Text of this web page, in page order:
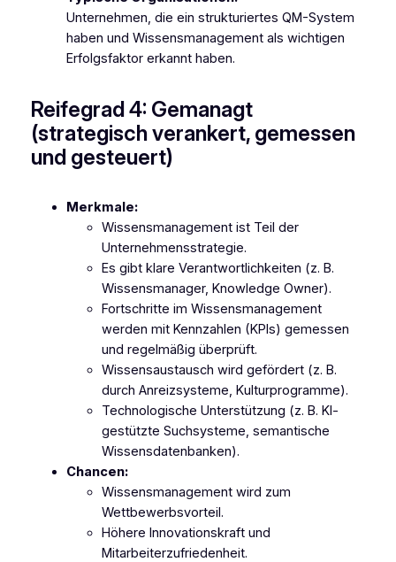
Unternehmen, die ein strukturiertes QM-System
haben und Wissensmanagement als wichtigen
Erfolgsfaktor erkannt haben.
Reifegrad 4: Gemanagt
(strategisch verankert, gemessen
und gesteuert)
Merkmale:
Wissensmanagement ist Teil der
Unternehmensstrategie.
Es gibt klare Verantwortlichkeiten (z. B.
Wissensmanager, Knowledge Owner).
Fortschritte im Wissensmanagement
werden mit Kennzahlen (KPIs) gemessen
und regelmäßig überprüft.
Wissensaustausch wird gefördert (z. B.
durch Anreizsysteme, Kulturprogramme).
Technologische Unterstützung (z. B. KI-
gestützte Suchsysteme, semantische
Wissensdatenbanken).
Chancen:
Wissensmanagement wird zum
Wettbewerbsvorteil.
Höhere Innovationskraft und
Mitarbeiterzufriedenheit.